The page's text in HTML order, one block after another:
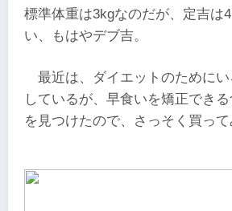
標準体重は3kgなのだが、定吉は
い、もはやデブ吉。
最近は、ダイエットのためにい
しているが、早食いを矯正でき
を見つけたので、さっそく買って